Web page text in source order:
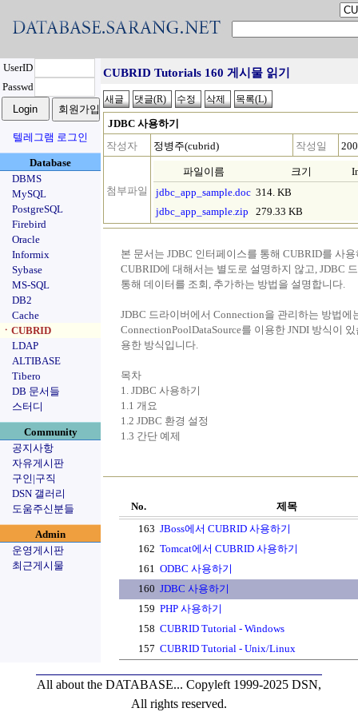
UserID
Passwd
텔레그램 로그인
Database
DBMS
MySQL
PostgreSQL
Firebird
Oracle
Informix
Sybase
MS-SQL
DB2
Cache
ㆍCUBRID
LDAP
ALTIBASE
Tibero
DB 문서들
스터디
Community
공지사항
자유게시판
구인|구직
DSN 갤러리
도움주신분들
Admin
운영게시판
최근게시물
CUBRID Tutorials 160 게시물 읽기
JDBC 사용하기
작성자
정병주(cubrid) 작성일
첨부파일
파일이름 크기
jdbc_app_sample.doc 314. KB
jdbc_app_sample.zip
279.33 KB
본 문서는 JDBC 인터페이스를 통해 CUBRID를 사
CUBRID에 대해서는 별도로 설명하지 않고, JDBC
통해 데이터를 조회, 추가하는 방법을 설명합니다.
JDBC 드라이버에서 Connection을 관리하는 방법
ConnectionPoolDataSource를 이용한 JNDI 방식이
용한 방식입니다.
목차
1. JDBC 사용하기
1.1 개요
1.2 JDBC 환경 설정
1.3 간단 예제
No.
제목
163 JBoss에서 CUBRID 사용하기
162 Tomcat에서 CUBRID 사용하기
161 ODBC 사용하기
160 JDBC 사용하기
159 PHP 사용하기
158 CUBRID Tutorial - Windows
157 CUBRID Tutorial - Unix/Linux
All about the DATABASE... Copyleft 1999-2025 DSN,
All rights reserved.